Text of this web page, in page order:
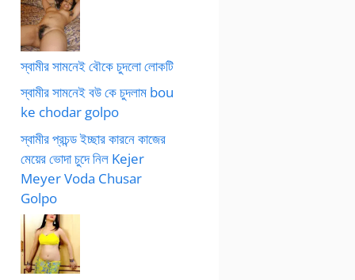
স্বামীর সামনেই বৌকে চুদলো লোকটি
স্বামীর সামনেই বউ কে চুদলাম bou
ke chodar golpo
স্বামীর প্রচন্ড ইচ্ছার কারনে কাজের
মেয়ের ভোদা চুদে নিল Kejer
Meyer Voda Chusar
Golpo